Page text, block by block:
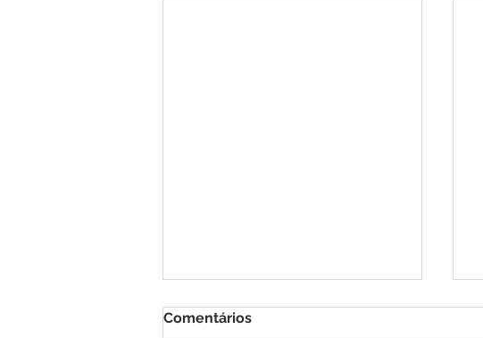
Comentários